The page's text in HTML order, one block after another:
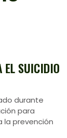
EL SUICIDIO
durante
para
la prevención